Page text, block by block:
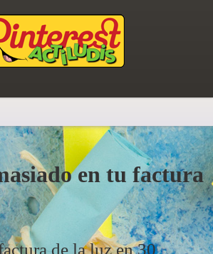
en tu factura
de la luz en 30